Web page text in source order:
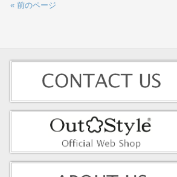
« 前のページ